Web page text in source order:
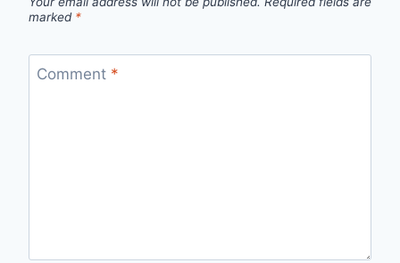
marked *
Comment *